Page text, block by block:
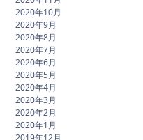
2020年10月
2020年9月
2020年8月
2020年7月
2020年6月
2020年5月
2020年4月
2020年3月
2020年2月
2020年1月
2019年12月